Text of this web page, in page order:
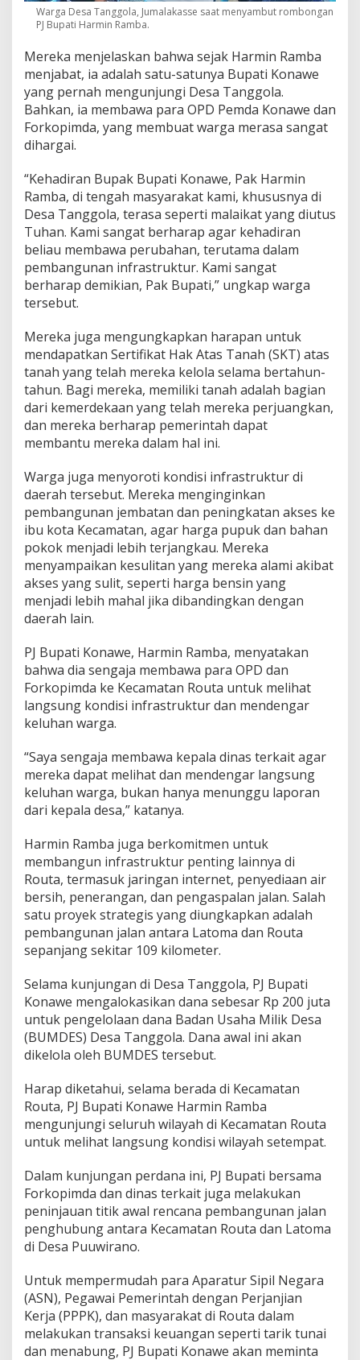
Warga Desa Tanggola, Jumalakasse saat menyambut rombongan
PJ Bupati Harmin Ramba.
Mereka menjelaskan bahwa sejak Harmin Ramba
menjabat, ia adalah satu-satunya Bupati Konawe
yang pernah mengunjungi Desa Tanggola.
Bahkan, ia membawa para OPD Pemda Konawe dan
Forkopimda, yang membuat warga merasa sangat
dihargai.
“Kehadiran Bupak Bupati Konawe, Pak Harmin
Ramba, di tengah masyarakat kami, khususnya di
Desa Tanggola, terasa seperti malaikat yang diutus
Tuhan. Kami sangat berharap agar kehadiran
beliau membawa perubahan, terutama dalam
pembangunan infrastruktur. Kami sangat
berharap demikian, Pak Bupati,” ungkap warga
tersebut.
Mereka juga mengungkapkan harapan untuk
mendapatkan Sertifikat Hak Atas Tanah (SKT) atas
tanah yang telah mereka kelola selama bertahun-
tahun. Bagi mereka, memiliki tanah adalah bagian
dari kemerdekaan yang telah mereka perjuangkan,
dan mereka berharap pemerintah dapat
membantu mereka dalam hal ini.
Warga juga menyoroti kondisi infrastruktur di
daerah tersebut. Mereka menginginkan
pembangunan jembatan dan peningkatan akses ke
ibu kota Kecamatan, agar harga pupuk dan bahan
pokok menjadi lebih terjangkau. Mereka
menyampaikan kesulitan yang mereka alami akibat
akses yang sulit, seperti harga bensin yang
menjadi lebih mahal jika dibandingkan dengan
daerah lain.
PJ Bupati Konawe, Harmin Ramba, menyatakan
bahwa dia sengaja membawa para OPD dan
Forkopimda ke Kecamatan Routa untuk melihat
langsung kondisi infrastruktur dan mendengar
keluhan warga.
“Saya sengaja membawa kepala dinas terkait agar
mereka dapat melihat dan mendengar langsung
keluhan warga, bukan hanya menunggu laporan
dari kepala desa,” katanya.
Harmin Ramba juga berkomitmen untuk
membangun infrastruktur penting lainnya di
Routa, termasuk jaringan internet, penyediaan air
bersih, penerangan, dan pengaspalan jalan. Salah
satu proyek strategis yang diungkapkan adalah
pembangunan jalan antara Latoma dan Routa
sepanjang sekitar 109 kilometer.
Selama kunjungan di Desa Tanggola, PJ Bupati
Konawe mengalokasikan dana sebesar Rp 200 juta
untuk pengelolaan dana Badan Usaha Milik Desa
(BUMDES) Desa Tanggola. Dana awal ini akan
dikelola oleh BUMDES tersebut.
Harap diketahui, selama berada di Kecamatan
Routa, PJ Bupati Konawe Harmin Ramba
mengunjungi seluruh wilayah di Kecamatan Routa
untuk melihat langsung kondisi wilayah setempat.
Dalam kunjungan perdana ini, PJ Bupati bersama
Forkopimda dan dinas terkait juga melakukan
peninjauan titik awal rencana pembangunan jalan
penghubung antara Kecamatan Routa dan Latoma
di Desa Puuwirano.
Untuk mempermudah para Aparatur Sipil Negara
(ASN), Pegawai Pemerintah dengan Perjanjian
Kerja (PPPK), dan masyarakat di Routa dalam
melakukan transaksi keuangan seperti tarik tunai
dan menabung, PJ Bupati Konawe akan meminta